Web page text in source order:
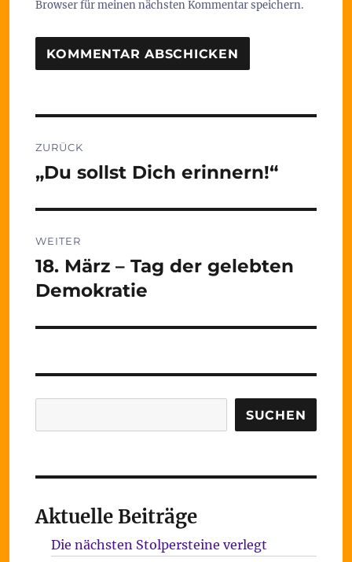
Browser für meinen nächsten Kommentar speichern.
ZURÜCK
Vorheriger
„Du sollst Dich erinnern!“
WEITER
Nächster
Beitrag:
18. März – Tag der gelebten
Demokratie
SUCHEN
Aktuelle Beiträge
Die nächsten Stolpersteine verlegt